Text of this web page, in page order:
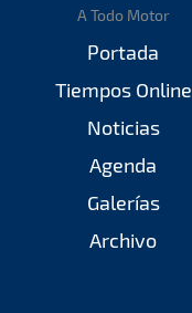
A Todo Motor
Portada
Tiempos Online
Noticias
Agenda
Galerías
Archivo